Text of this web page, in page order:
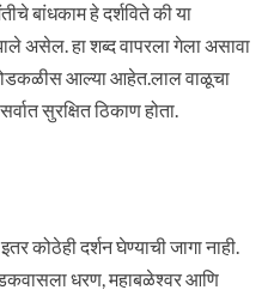
बांधकाम हे दर्शविते की या
असेल. हा शब्द वापरला गेला असावा
आल्या आहेत.लाल वाळूचा
सुरक्षित ठिकाण होता.
कोठेही दर्शन घेण्याची जागा नाही.
धरण, महाबळेश्वर आणि